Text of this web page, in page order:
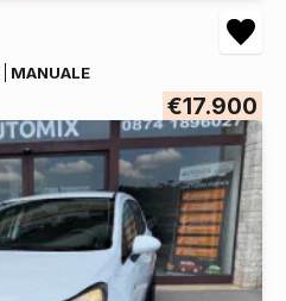
MANUALE
€17.900